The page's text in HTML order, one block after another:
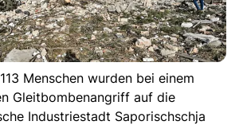
Menschen wurden bei einem
Gleitbombenangriff auf die
Industriestadt Saporischschja